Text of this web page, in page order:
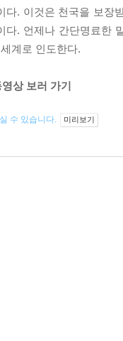
다. 이것은 천국을 보장
다. 언제나 간단명료한
계로 인도한다.
상 보러 가기
수 있습니다. 미리보기